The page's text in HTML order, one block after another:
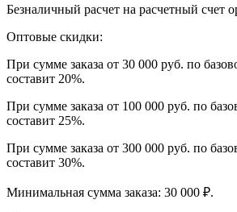
Безналичный расчет на расчетный счет
Оптовые скидки:
При сумме заказа от 30 000 руб. по
составит 20%.
При сумме заказа от 100 000 руб. по
составит 25%.
При сумме заказа от 300 000 руб. по
составит 30%.
Минимальная сумма заказа: 30 000 ₽.